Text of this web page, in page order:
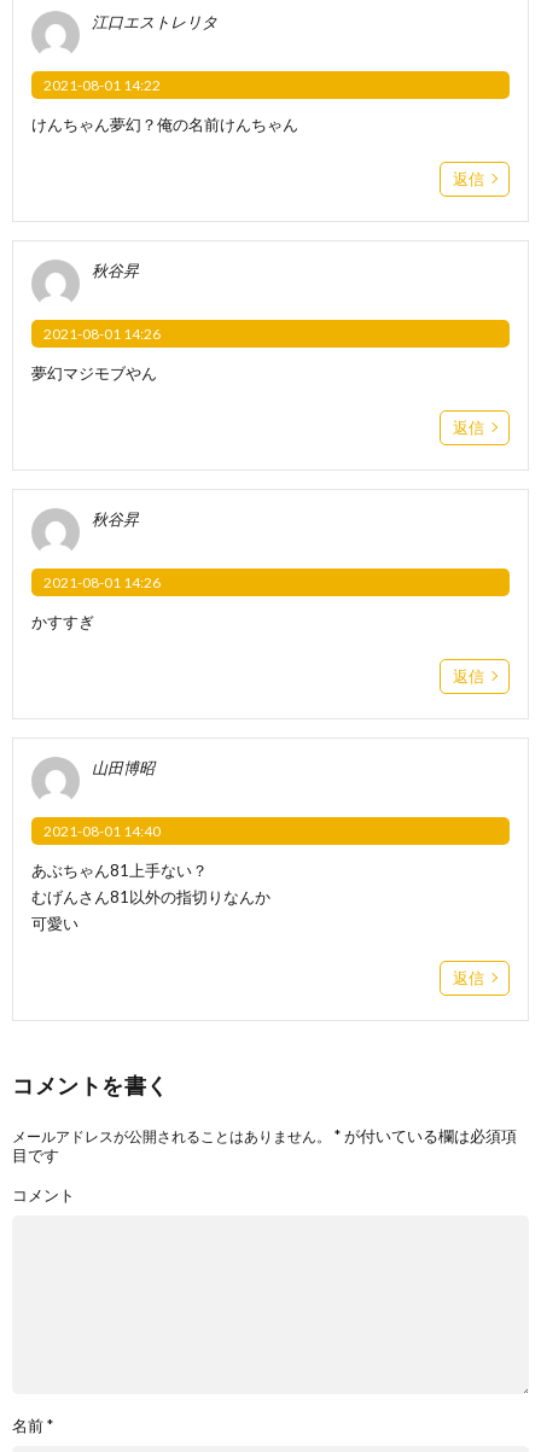
江口エストレリタ
2021-08-01 14:22
けんちゃん夢幻？俺の名前けんちゃん
返信
秋谷昇
2021-08-01 14:26
夢幻マジモブやん
返信
秋谷昇
2021-08-01 14:26
かすすぎ
返信
山田博昭
2021-08-01 14:40
あぶちゃん81上手ない？
むげんさん81以外の指切りなんか
可愛い
返信
コメントを書く
メールアドレスが公開されることはありません。 *が付いている欄は必須項
目です
コメント
名前*